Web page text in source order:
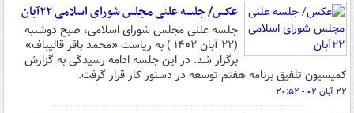
عکس/ جلسه علنی مجلس شورای اسلامی ۲۲آبان
جلسه علنی مجلس شورای اسلامی، صبح دوشنبه
(۲۲ آبان ۱۴۰۲ ) به ریاست «محمد باقر قالیباف»
برگزار شد. در این جلسه ادامه رسیدگی به گزارش
کمیسیون تلفیق برنامه هفتم توسعه در دستور کار قرار گرفت.
۲۲ آبان ۰۲ - ۲۰:۵۲